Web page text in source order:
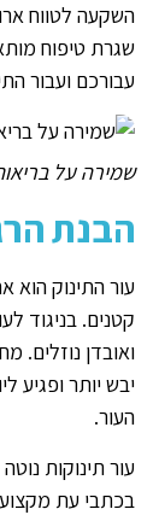
השקעה לטווח
שגרת טיפוח
עבורכם ועבור
שמירה על
הבנת
עור התינוק הוא
קטנים. בניגוד
ואובדן נוזלים.
יבש יותר ופגיע
העור.
עור תינוקות
בכתבי עת